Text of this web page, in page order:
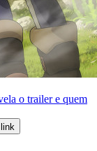
o trailer e quem